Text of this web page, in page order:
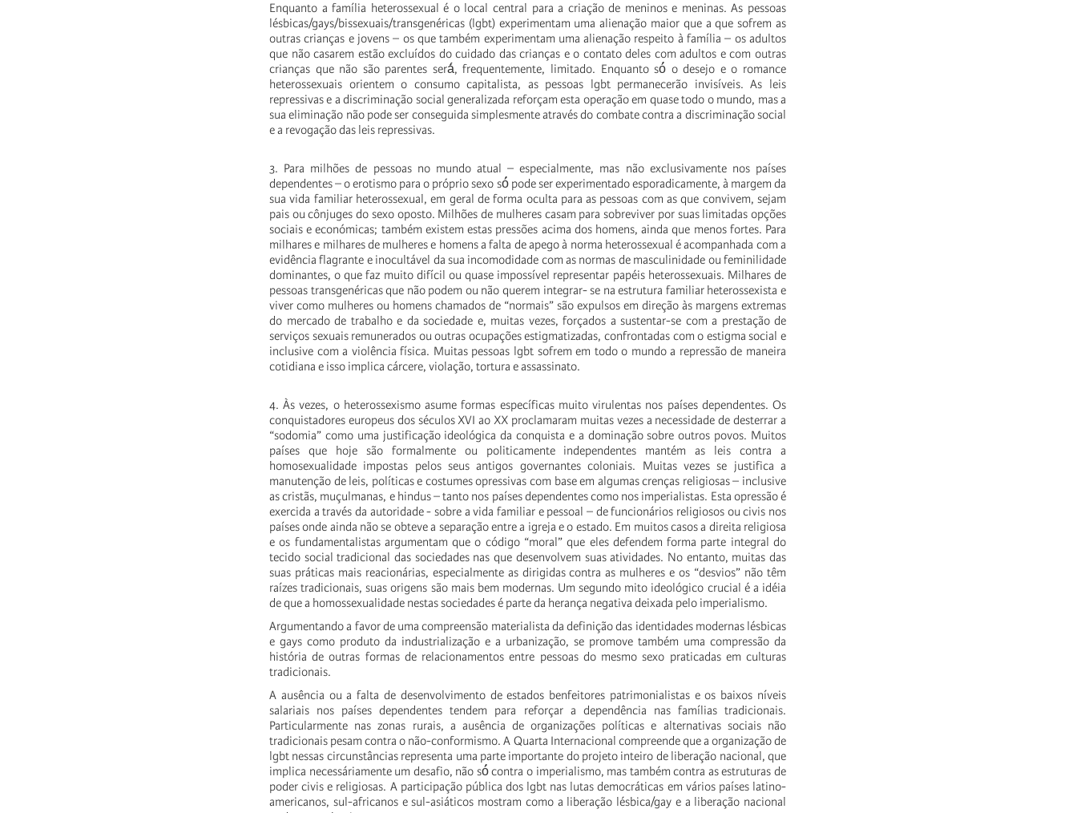
Enquanto a família heterossexual é o local central para a criação de meninos e meninas. As pessoas
lésbicas/gays/bissexuais/transgenéricas (lgbt) experimentam uma alienação maior que a que sofrem as
outras crianças e jovens – os que também experimentam uma alienação respeito à família – os adultos
que não casarem estão excluídos do cuidado das crianças e o contato deles com adultos e com outras
crianças que não são parentes será́, frequentemente, limitado. Enquanto só́ o desejo e o romance
heterossexuais orientem o consumo capitalista, as pessoas lgbt permanecerão invisíveis. As leis
repressivas e a discriminação social generalizada reforçam esta operação em quase todo o mundo, mas a
sua eliminação não pode ser conseguida simplesmente através do combate contra a discriminação social
e a revogação das leis repressivas.
3. Para milhões de pessoas no mundo atual – especialmente, mas não exclusivamente nos países
dependentes – o erotismo para o próprio sexo só́ pode ser experimentado esporadicamente, à margem da
sua vida familiar heterossexual, em geral de forma oculta para as pessoas com as que convivem, sejam
pais ou cônjuges do sexo oposto. Milhões de mulheres casam para sobreviver por suas limitadas opções
sociais e económicas; também existem estas pressões acima dos homens, ainda que menos fortes. Para
milhares e milhares de mulheres e homens a falta de apego à norma heterossexual é acompanhada com a
evidência flagrante e inocultável da sua incomodidade com as normas de masculinidade ou feminilidade
dominantes, o que faz muito difícil ou quase impossível representar papéis heterossexuais. Milhares de
pessoas transgenéricas que não podem ou não querem integrar- se na estrutura familiar heterossexista e
viver como mulheres ou homens chamados de “normais” são expulsos em direção às margens extremas
do mercado de trabalho e da sociedade e, muitas vezes, forçados a sustentar-se com a prestação de
serviços sexuais remunerados ou outras ocupações estigmatizadas, confrontadas com o estigma social e
inclusive com a violência física. Muitas pessoas lgbt sofrem em todo o mundo a repressão de maneira
cotidiana e isso implica cárcere, violação, tortura e assassinato.
4. Às vezes, o heterossexismo asume formas específicas muito virulentas nos países dependentes. Os
conquistadores europeus dos séculos XVI ao XX proclamaram muitas vezes a necessidade de desterrar a
“sodomia” como uma justificação ideológica da conquista e a dominação sobre outros povos. Muitos
países que hoje são formalmente ou politicamente independentes mantém as leis contra a
homosexualidade impostas pelos seus antigos governantes coloniais. Muitas vezes se justifica a
manutenção de leis, políticas e costumes opressivas com base em algumas crenças religiosas – inclusive
as cristãs, muçulmanas, e hindus – tanto nos países dependentes como nos imperialistas. Esta opressão é
exercida a través da autoridade - sobre a vida familiar e pessoal – de funcionários religiosos ou civis nos
países onde ainda não se obteve a separação entre a igreja e o estado. Em muitos casos a direita religiosa
e os fundamentalistas argumentam que o código “moral” que eles defendem forma parte integral do
tecido social tradicional das sociedades nas que desenvolvem suas atividades. No entanto, muitas das
suas práticas mais reacionárias, especialmente as dirigidas contra as mulheres e os “desvios” não têm
raízes tradicionais, suas origens são mais bem modernas. Um segundo mito ideológico crucial é a idéia
de que a homossexualidade nestas sociedades é parte da herança negativa deixada pelo imperialismo.
Argumentando a favor de uma compreensão materialista da definição das identidades modernas lésbicas
e gays como produto da industrialização e a urbanização, se promove também uma compressão da
história de outras formas de relacionamentos entre pessoas do mesmo sexo praticadas em culturas
tradicionais.
A ausência ou a falta de desenvolvimento de estados benfeitores patrimonialistas e os baixos níveis
salariais nos países dependentes tendem para reforçar a dependência nas famílias tradicionais.
Particularmente nas zonas rurais, a ausência de organizações políticas e alternativas sociais não
tradicionais pesam contra o não-conformismo. A Quarta Internacional compreende que a organização de
lgbt nessas circunstâncias representa uma parte importante do projeto inteiro de liberação nacional, que
implica necessáriamente um desafio, não só́ contra o imperialismo, mas também contra as estruturas de
poder civis e religiosas. A participação pública dos lgbt nas lutas democráticas em vários países latino-
americanos, sul-africanos e sul-asiáticos mostram como a liberação lésbica/gay e a liberação nacional